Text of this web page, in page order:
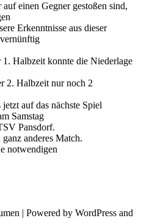
einen Gegner gestoßen sind,
Erkenntnisse aus dieser
Halbzeit konnte die Niederlage
2. Halbzeit nur noch 2
auf das nächste Spiel
Samstag
Pansdorf.
anderes Match.
notwendigen
| Powered by WordPress and